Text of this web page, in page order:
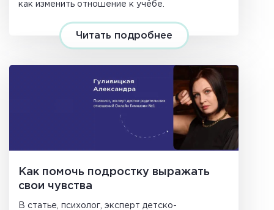
как изменить отношение к учёбе.
Читать подробнее
Как помочь подростку выражать
свои чувства
В статье, психолог, эксперт детско-